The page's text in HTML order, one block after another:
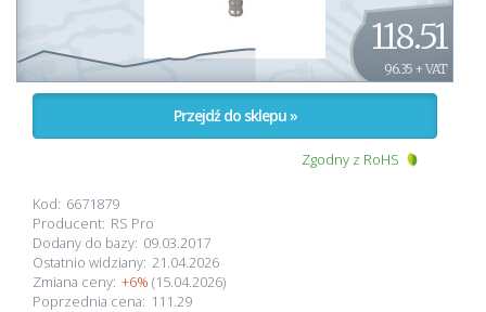
118.51
96.35 + VAT
Przejdź do sklepu »
Zgodny z RoHS
Kod: 6671879
Producent: RS Pro
Dodany do bazy: 09.03.2017
Ostatnio widziany: 21.04.2026
Zmiana ceny: +6% (15.04.2026)
Poprzednia cena: 111.29